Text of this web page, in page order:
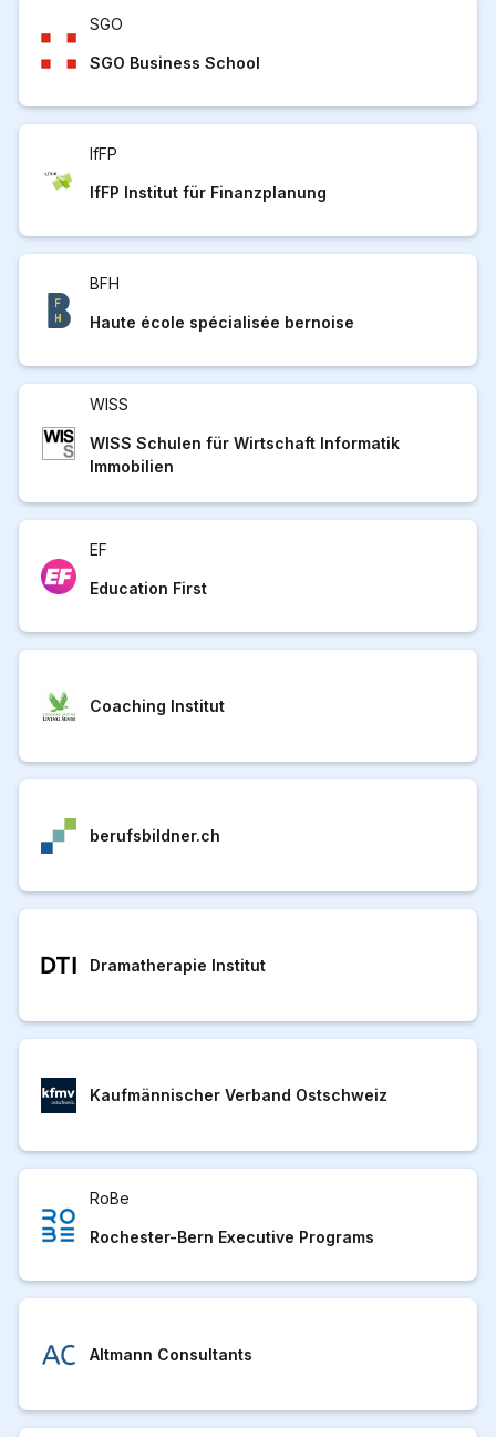
SGO
SGO Business School
IfFP
IfFP Institut für Finanzplanung
BFH
Haute école spécialisée bernoise
WISS
WISS Schulen für Wirtschaft Informatik
Immobilien
EF
Education First
Coaching Institut
berufsbildner.ch
Dramatherapie Institut
Kaufmännischer Verband Ostschweiz
RoBe
Rochester-Bern Executive Programs
Altmann Consultants